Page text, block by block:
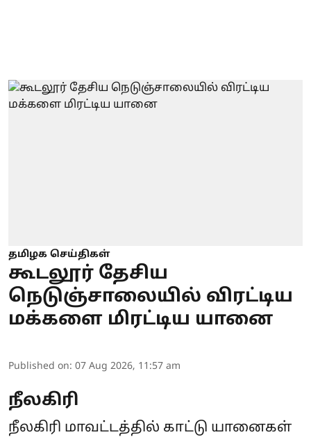
தமிழக செய்திகள்
கூடலூர் தேசிய
நெடுஞ்சாலையில் விரட்டிய
மக்களை மிரட்டிய யானை
Published on: 07 Aug 2026, 11:57 am
நீலகிரி
நீலகிரி மாவட்டத்தில் காட்டு யானைகள்